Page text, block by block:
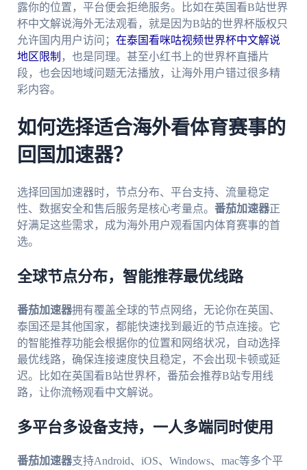
露你的位置，平台便会拒绝服务。比如在英国看B站世界
杯中文解说海外无法观看，就是因为B站的世界杯版权只
允许国内用户访问； 在泰国看咪咕视频世界杯中文解说
地区限制 ，也是同理。甚至小红书上的世界杯直播片
段，也会因地域问题无法播放，让海外用户错过很多精
彩内容。
如何选择适合海外看体育赛事的
回国加速器？
选择回国加速器时，节点分布、平台支持、流量稳定
性、数据安全和售后服务是核心考量点。 番茄加速器正
好满足这些需求，成为海外用户观看国内体育赛事的首
选。
全球节点分布，智能推荐最优线路
番茄加速器拥有覆盖全球的节点网络，无论你在英国、
泰国还是其他国家，都能快速找到最近的节点连接。它
的智能推荐功能会根据你的位置和网络状况，自动选择
最优线路，确保连接速度快且稳定，不会出现卡顿或延
迟。比如在英国看B站世界杯，番茄会推荐B站专用线
路，让你流畅观看中文解说。
多平台多设备支持，一人多端同时使用
番茄加速器支持Android、iOS、Windows、mac等多个平